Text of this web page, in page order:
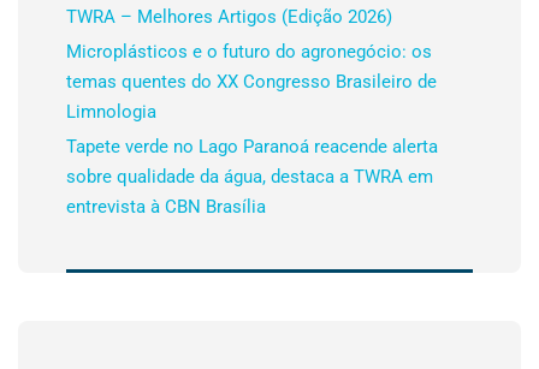
TWRA – Melhores Artigos (Edição 2026)
Microplásticos e o futuro do agronegócio: os
temas quentes do XX Congresso Brasileiro de
Limnologia
Tapete verde no Lago Paranoá reacende alerta
sobre qualidade da água, destaca a TWRA em
entrevista à CBN Brasília